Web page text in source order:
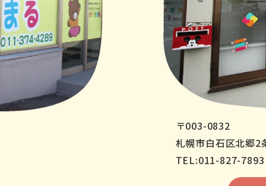
〒003-0832
札幌市白石区北郷2
TEL:011-827-7893